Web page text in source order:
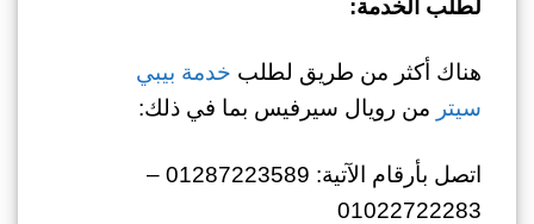
لطلب الخدمة:
هناك أكثر من طريق لطلب خدمة بيبي
سيتر من رويال سيرفيس بما في ذلك:
اتصل بأرقام الآتية: 01287223589 –
01022722283